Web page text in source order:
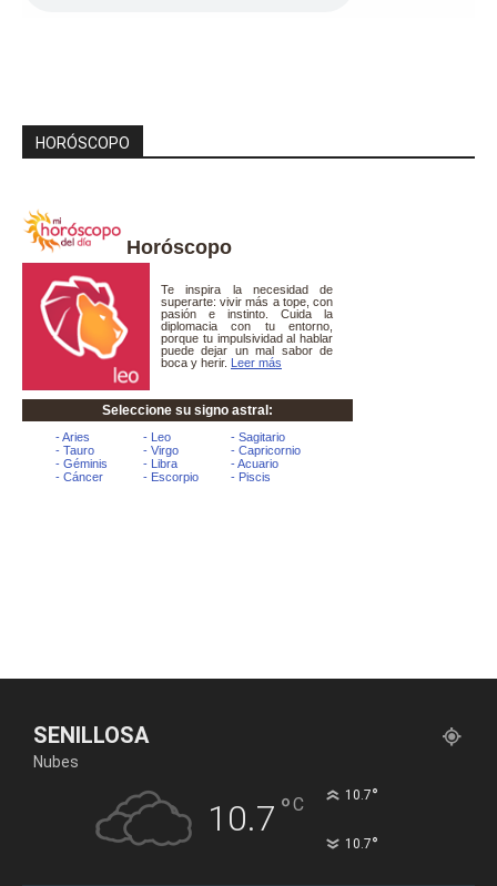
HORÓSCOPO
Horóscopo
SENILLOSA
Nubes
10.7 °C 10.7°
10.7°